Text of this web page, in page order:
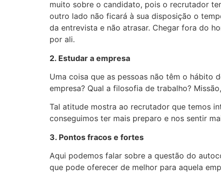
muito sobre o candidato, pois o recrutador
outro lado não ficará à sua disposição o
da entrevista e não atrasar. Chegar fora do
por ali.
2. Estudar a empresa
Uma coisa que as pessoas não têm o hábito
empresa? Qual a filosofia de trabalho?
Tal atitude mostra ao recrutador que temos
conseguimos ter mais preparo e nos sentir
3. Pontos fracos e fortes
Aqui podemos falar sobre a questão do
que pode oferecer de melhor para aquela